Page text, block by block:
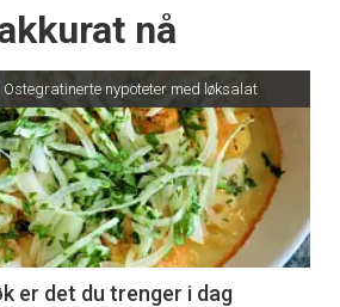
nå
Ostegratinerte nypoteter med løksalat
er det du trenger i dag